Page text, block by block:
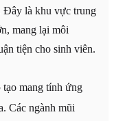
Đây là khu vực trung
mang lại môi
tiện cho sinh viên.
mang tính ứng
Các ngành mũi